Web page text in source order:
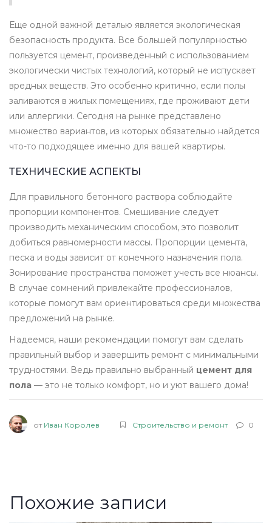
Еще одной важной деталью является экологическая
безопасность продукта. Все большей популярностью
пользуется цемент, произведенный с использованием
экологически чистых технологий, который не испускает
вредных веществ. Это особенно критично, если полы
заливаются в жилых помещениях, где проживают дети
или аллергики. Сегодня на рынке представлено
множество вариантов, из которых обязательно найдется
что-то подходящее именно для вашей квартиры.
ТЕХНИЧЕСКИЕ АСПЕКТЫ
Для правильного бетонного раствора соблюдайте
пропорции компонентов. Смешивание следует
производить механическим способом, это позволит
добиться равномерности массы. Пропорции цемента,
песка и воды зависит от конечного назначения пола.
Зонирование пространства поможет учесть все нюансы.
В случае сомнений привлекайте профессионалов,
которые помогут вам ориентироваться среди множества
предложений на рынке.
Надеемся, наши рекомендации помогут вам сделать
правильный выбор и завершить ремонт с минимальными
трудностями. Ведь правильно выбранный цемент для
пола — это не только комфорт, но и уют вашего дома!
от Иван Королев Строительство и ремонт 0
Похожие записи